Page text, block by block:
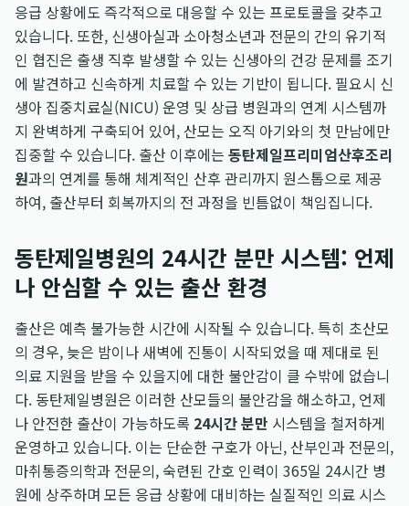
응급 상황에도 즉각적으로 대응할 수 있는 프로토콜을 갖추고
있습니다. 또한, 신생아실과 소아청소년과 전문의 간의 유기적
인 협진은 출생 직후 발생할 수 있는 신생아의 건강 문제를 조기
에 발견하고 신속하게 치료할 수 있는 기반이 됩니다. 필요시 신
생아 집중치료실(NICU) 운영 및 상급 병원과의 연계 시스템까
지 완벽하게 구축되어 있어, 산모는 오직 아기와의 첫 만남에만
집중할 수 있습니다. 출산 이후에는 동탄제일프리미엄산후조리
원과의 연계를 통해 체계적인 산후 관리까지 원스톱으로 제공
하여, 출산부터 회복까지의 전 과정을 빈틈없이 책임집니다.
동탄제일병원의 24시간 분만 시스템: 언제
나 안심할 수 있는 출산 환경
출산은 예측 불가능한 시간에 시작될 수 있습니다. 특히 초산모
의 경우, 늦은 밤이나 새벽에 진통이 시작되었을 때 제대로 된
의료 지원을 받을 수 있을지에 대한 불안감이 클 수밖에 없습니
다. 동탄제일병원은 이러한 산모들의 불안감을 해소하고, 언제
나 안전한 출산이 가능하도록 24시간 분만 시스템을 철저하게
운영하고 있습니다. 이는 단순한 구호가 아닌, 산부인과 전문의,
마취통증의학과 전문의, 숙련된 간호 인력이 365일 24시간 병
원에 상주하며 모든 응급 상황에 대비하는 실질적인 의료 시스